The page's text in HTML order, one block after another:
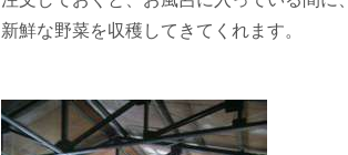
新鮮な野菜を収穫してきてくれます。